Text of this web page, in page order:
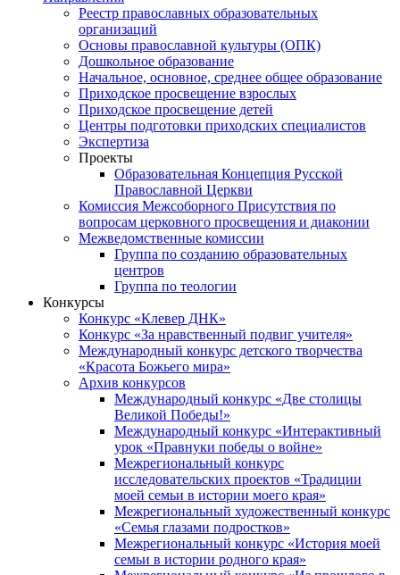
Реестр православных образовательных
организаций
Основы православной культуры (ОПК)
Дошкольное образование
Начальное, основное, среднее общее образование
Приходское просвещение взрослых
Приходское просвещение детей
Центры подготовки приходских специалистов
Экспертиза
Проекты
Образовательная Концепция Русской
Православной Церкви
Комиссия Межсоборного Присутствия по
вопросам церковного просвещения и диаконии
Межведомственные комиссии
Группа по созданию образовательных
центров
Группа по теологии
Конкурсы
Конкурс «Клевер ДНК»
Конкурс «За нравственный подвиг учителя»
Международный конкурс детского творчества
«Красота Божьего мира»
Архив конкурсов
Международный конкурс «Две столицы
Великой Победы!»
Международный конкурс «Интерактивный
урок «Правнуки победы о войне»
Межрегиональный конкурс
исследовательских проектов «Традиции
моей семьи в истории моего края»
Межрегиональный художественный конкурс
«Семья глазами подростков»
Межрегиональный конкурс «История моей
семьи в истории родного края»